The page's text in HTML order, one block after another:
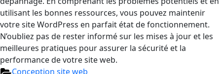
utilisant les bonnes ressources, vous pouvez maintenir
votre site WordPress en parfait état de fonctionnement.
N’oubliez pas de rester informé sur les mises à jour et les
meilleures pratiques pour assurer la sécurité et la
performance de votre site web.
Conception site web